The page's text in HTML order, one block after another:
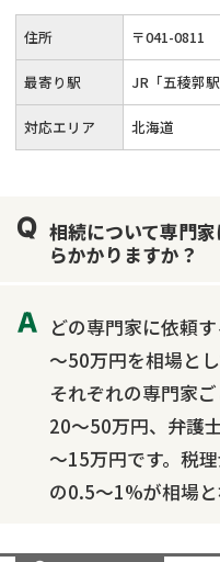
住所 〒041-0811
最寄り駅 JR「五稜郭駅
対応エリア 北海道
相続について専門
らかかりますか？
どの専門家に依頼
～50万円を相場と
それぞれの専門家
20～50万円、弁護
～15万円です。税
の0.5～1%が相場と